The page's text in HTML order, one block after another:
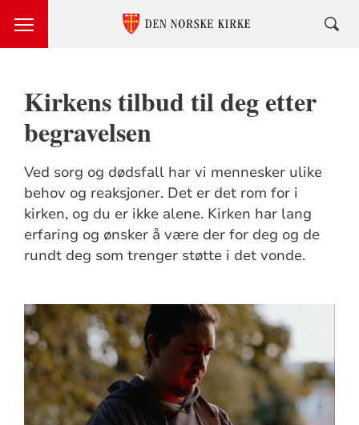
Kirkens tilbud til deg etter
begravelsen
Ved sorg og dødsfall har vi mennesker ulike
behov og reaksjoner. Det er det rom for i
kirken, og du er ikke alene. Kirken har lang
erfaring og ønsker å være der for deg og de
rundt deg som trenger støtte i det vonde.